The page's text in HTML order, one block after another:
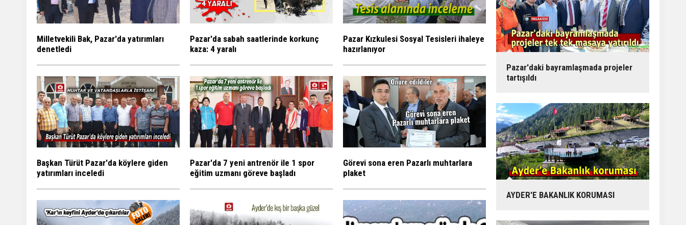
Milletvekili Bak, Pazar'da yatırımları
denetledi
Pazar'da sabah saatlerinde korkunç
kaza: 4 yaralı
Pazar Kızkulesi Sosyal Tesisleri ihaleye
hazırlanıyor
Başkan Türüt Pazar'da köylere giden
yatırımları inceledi
Pazar'da 7 yeni antrenör ile 1 spor
eğitim uzmanı göreve başladı
Görevi sona eren Pazarlı muhtarlara
plaket
Pazar'daki bayramlaşmada projeler
tartışıldı
AYDER'E BAKANLIK KORUMASI